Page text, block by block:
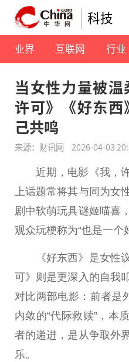
科技
业界 互联网 行业
当女性力量被温
许可》《好东
己共鸣
来源：财讯网 2026-04-03
近期，电影《我，
上话题常将其与同为女
剧中软萌玩具谜姬喵喜
观众玩梗称为“也是一个
《好东西》是女性
可》则是更深入的自我
对比两部电影：前者是
内敛的“代际救赎”，本
者的递进，是从争取外
乐。